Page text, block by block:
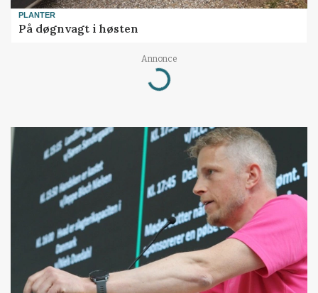
PLANTER
På døgnvagt i høsten
Annonce
Loading...